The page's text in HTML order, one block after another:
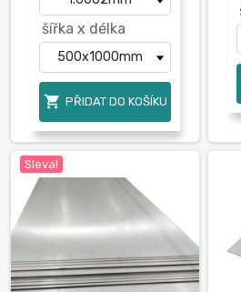
šířka x délka
 PŘIDAT DO KOŠÍKU
Sleva!